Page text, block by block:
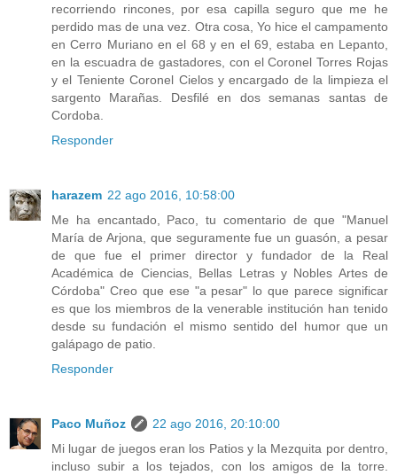
recorriendo rincones, por esa capilla seguro que me he
perdido mas de una vez. Otra cosa, Yo hice el campamento
en Cerro Muriano en el 68 y en el 69, estaba en Lepanto,
en la escuadra de gastadores, con el Coronel Torres Rojas
y el Teniente Coronel Cielos y encargado de la limpieza el
sargento Marañas. Desfilé en dos semanas santas de
Cordoba.
Responder
harazem 22 ago 2016, 10:58:00
Me ha encantado, Paco, tu comentario de que "Manuel
María de Arjona, que seguramente fue un guasón, a pesar
de que fue el primer director y fundador de la Real
Académica de Ciencias, Bellas Letras y Nobles Artes de
Córdoba" Creo que ese "a pesar" lo que parece significar
es que los miembros de la venerable institución han tenido
desde su fundación el mismo sentido del humor que un
galápago de patio.
Responder
Paco Muñoz
22 ago 2016, 20:10:00
Mi lugar de juegos eran los Patios y la Mezquita por dentro,
incluso subir a los tejados, con los amigos de la torre.